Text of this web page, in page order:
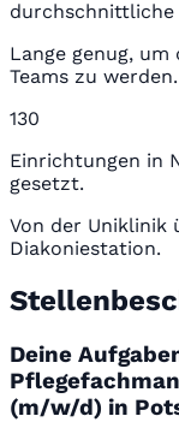
durchschnittliche
Lange genug, um
Teams zu werden.
130
Einrichtungen in
gesetzt.
Von der Uniklinik
Diakoniestation.
Deine
(m/w/d) in